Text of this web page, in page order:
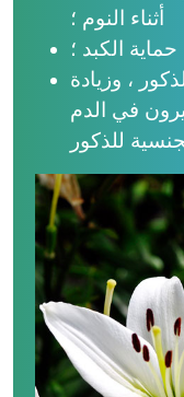
أثناء النوم ؛
حماية الكبد ؛
، وزيادة
في الدم
للذكور